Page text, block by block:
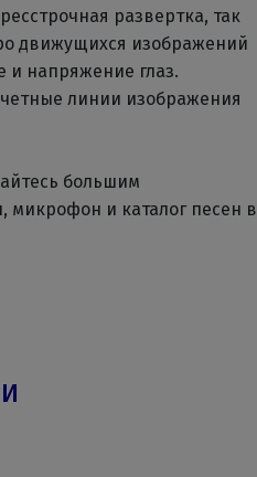
развертка, так
движущихся изображений
и напряжение глаз.
линии изображения
большим
микрофон и каталог песен в